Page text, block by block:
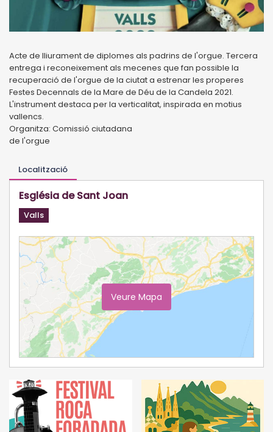
Acte de lliurament de diplomes als padrins de l'orgue. Tercera
entrega i reconeixement als mecenes que fan possible la
recuperació de l'orgue de la ciutat a estrenar les properes
Festes Decennals de la Mare de Déu de la Candela 2021.
L'instrument destaca per la verticalitat, inspirada en motius
vallencs.
Organitza: Comissió ciutadana
de l'orgue
Localització
Església de Sant Joan
Valls
Veure Mapa